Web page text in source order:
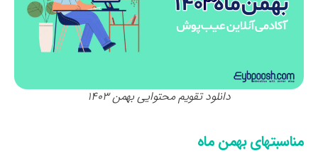
دانلود تقویم محتوایی بهمن 1403
بهمن ماه